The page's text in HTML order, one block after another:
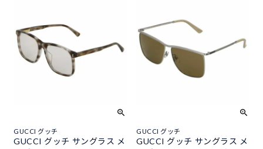
GUCCI グッチ
GUCCI グッチ サングラス メ
GUCCI グッチ
GUCCI グッチ サングラス メ